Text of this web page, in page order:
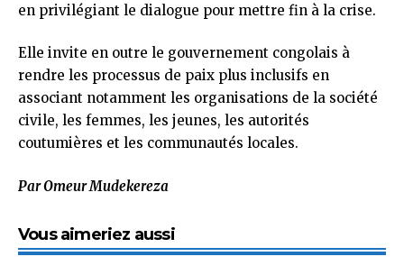
en privilégiant le dialogue pour mettre fin à la crise.
Elle invite en outre le gouvernement congolais à
rendre les processus de paix plus inclusifs en
associant notamment les organisations de la société
civile, les femmes, les jeunes, les autorités
coutumières et les communautés locales.
Par Omeur Mudekereza
Vous aimeriez aussi